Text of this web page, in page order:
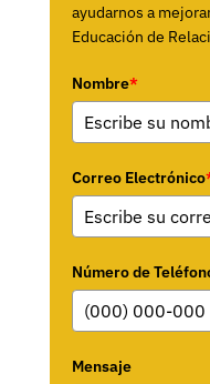
ayudarnos a
Educación de
Nombre*
Correo Electrónico
Número de
Mensaje